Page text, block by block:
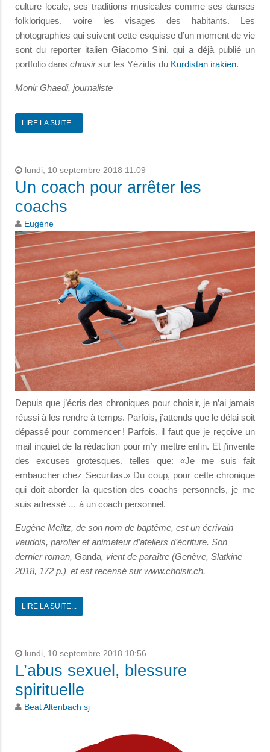
culture locale, ses traditions musicales comme ses danses
folkloriques, voire les visages des habitants. Les
photographies qui suivent cette esquisse d’un moment de vie
sont du reporter italien Giacomo Sini, qui a déjà publié un
portfolio dans choisirsur les Yézidis du Kurdistan irakien.
Monir Ghaedi, journaliste
LIRE LA SUITE...
lundi, 10 septembre 2018 11:09
Un coach pour arrêter les
coachs
Eugène
Depuis que j’écris des chroniques pour choisir, je n’ai jamais
réussi à les rendre à temps. Parfois, j’attends que le délai soit
dépassé pour commencer ! Parfois, il faut que je reçoive un
mail inquiet de la rédaction pour m’y mettre enfin. Et j’invente
des excuses grotesques, telles que: «Je me suis fait
embaucher chez Securitas.» Du coup, pour cette chronique
qui doit aborder la question des coachs personnels, je me
suis adressé … à un coach personnel.
Eugène Meiltz, de son nom de baptême, est un écrivain
vaudois, parolier et animateur d’ateliers d’écriture. Son
dernier roman, Ganda, vient de paraître (Genève, Slatkine
2018, 172 p.) et est recensé sur www.choisir.ch.
LIRE LA SUITE...
lundi, 10 septembre 2018 10:56
L’abus sexuel, blessure
spirituelle
Beat Altenbach sj